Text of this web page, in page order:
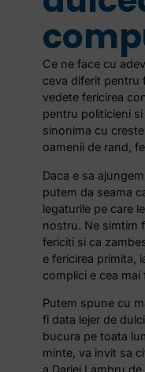
Ce ne face cu
ceva diferit pentru
vedete fericirea
pentru politicieni
sinonima cu
oamenii de rand,
Daca e sa
putem da seama
legaturile pe care
nostru. Ne simtim
fericiti si ca
e fericirea primita,
complici e cea
Putem spune cu
fi data lejer de
bucura pe toata
minte, va invit sa